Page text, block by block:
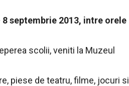
8 septembrie 2013, intre orele
scolii, veniti la Muzeul
piese de teatru, filme, jocuri si